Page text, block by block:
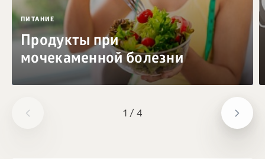
1 / 4
ПИТАНИЕ
Продукты при
мочекаменной болезни